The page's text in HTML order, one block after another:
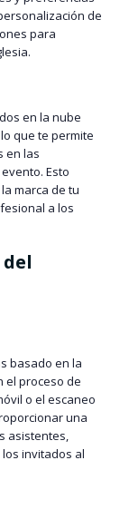
de
para
en la nube
que te permite
en las
Esto
marca de tu
a los
basado en la
el proceso de
o el escaneo
una
asistentes,
invitados al